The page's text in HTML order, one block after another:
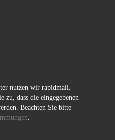
nutzen wir rapidmail.
dass die eingegebenen
Beachten Sie bitte